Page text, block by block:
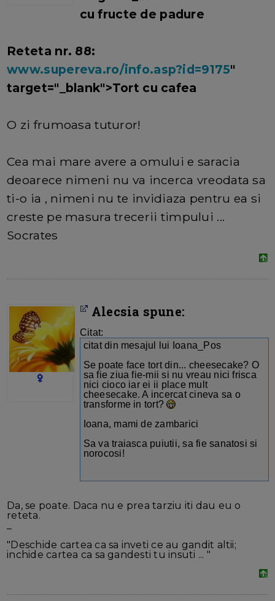
cu fructe de padure
Reteta nr. 88:
www.supereva.ro/info.asp?id=9175"
target="_blank">Tort cu cafea
O zi frumoasa tuturor!
Cea mai mare avere a omului e saracia
deoarece nimeni nu va incerca vreodata sa
ti-o ia , nimeni nu te invidiaza pentru ea si
creste pe masura trecerii timpului ...
Socrates
Alecsia spune:
Citat:
citat din mesajul lui Ioana_Pos
Se poate face tort din... cheesecake? O
sa fie ziua fie-mii si nu vreau nici frisca
nici cioco iar ei ii place mult
cheesecake. A incercat cineva sa o
transforme in tort?
Ioana, mami de zambarici
Sa va traiasca puiutii, sa fie sanatosi si
norocosi!
Da, se poate. Daca nu e prea tarziu iti dau eu o
reteta.
"Deschide cartea ca sa inveti ce au gandit altii;
inchide cartea ca sa gandesti tu insuti ... "